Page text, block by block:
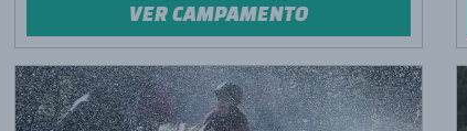
VER CAMPAMENTO